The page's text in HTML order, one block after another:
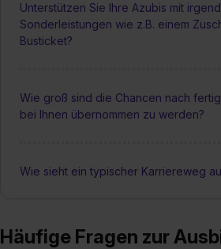
Unterstützen Sie Ihre Azubis mit
Sonderleistungen wie z.B. einem
Busticket?
Wie groß sind die Chancen nach
bei Ihnen übernommen zu werden?
Wie sieht ein typischer Karriereweg
Häufige Fragen zur